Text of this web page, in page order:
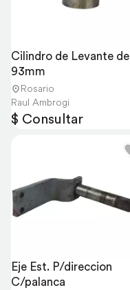
Cilindro de Levante de
93mm
Rosario
Raul Ambrogi
$ Consultar
Eje Est. P/direccion
C/palanca